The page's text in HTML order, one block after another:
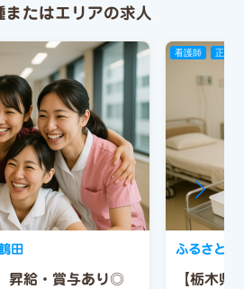
またはエリアの求人
昇給・賞与あり◎
田
看護師 正社員
【栃木県
ふるさとホ